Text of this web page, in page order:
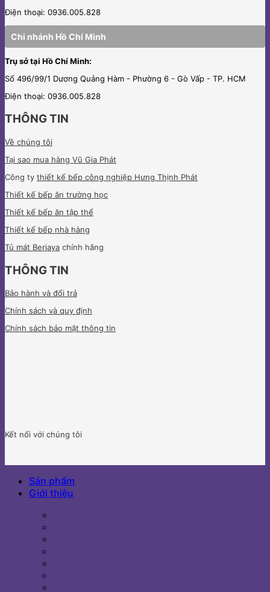
Điện thoại: 0936.005.828
Chi nhánh Hồ Chí Minh
Trụ sở tại Hồ Chí Minh:
Số 496/99/1 Dương Quảng Hàm - Phường 6 - Gò Vấp - TP. HCM
Điện thoại: 0936.005.828
THÔNG TIN
Về chúng tôi
Tại sao mua hàng Vũ Gia Phát
Công ty thiết kế bếp công nghiệp Hưng Thịnh Phát
Thiết kế bếp ăn trường học
Thiết kế bếp ăn tập thể
Thiết kế bếp nhà hàng
Tủ mát Berjaya chính hãng
THÔNG TIN
Bảo hành và đổi trả
Chính sách và quy định
Chính sách bảo mật thông tin
Kết nối với chúng tôi
Sản phẩm
Giới thiệu